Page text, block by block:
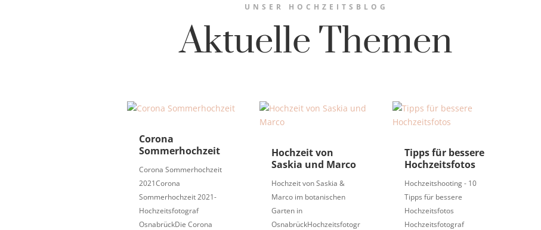
UNSER HOCHZEITSBLOG
Aktuelle Themen
Corona
Sommerhochzeit
Corona Sommerhochzeit
2021Corona
Sommerhochzeit 2021-
Hochzeitsfotograf
OsnabrückDie Corona
Hochzeit von
Saskia und Marco
Hochzeit von Saskia &
Marco im botanischen
Garten in
OsnabrückHochzeitsfotogr
Tipps für bessere
Hochzeitsfotos
Hochzeitshooting - 10
Tipps für bessere
Hochzeitsfotos
Hochzeitsfotograf